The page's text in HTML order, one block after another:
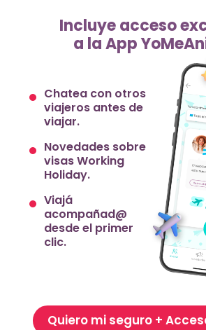
Incluye acceso
a la App
Chatea con otros
viajeros antes de
viajar.
Novedades sobre
visas Working
Holiday.
Viajá
acompañad@
desde el primer
clic.
Quiero mi seguro +